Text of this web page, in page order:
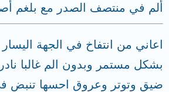
ألم في منتصف الصدر مع بلغم
اعاني من انتفاخ في الجهة
بشكل مستمر وبدون الم غالبا
ضيق وتوتر وعروق احسها